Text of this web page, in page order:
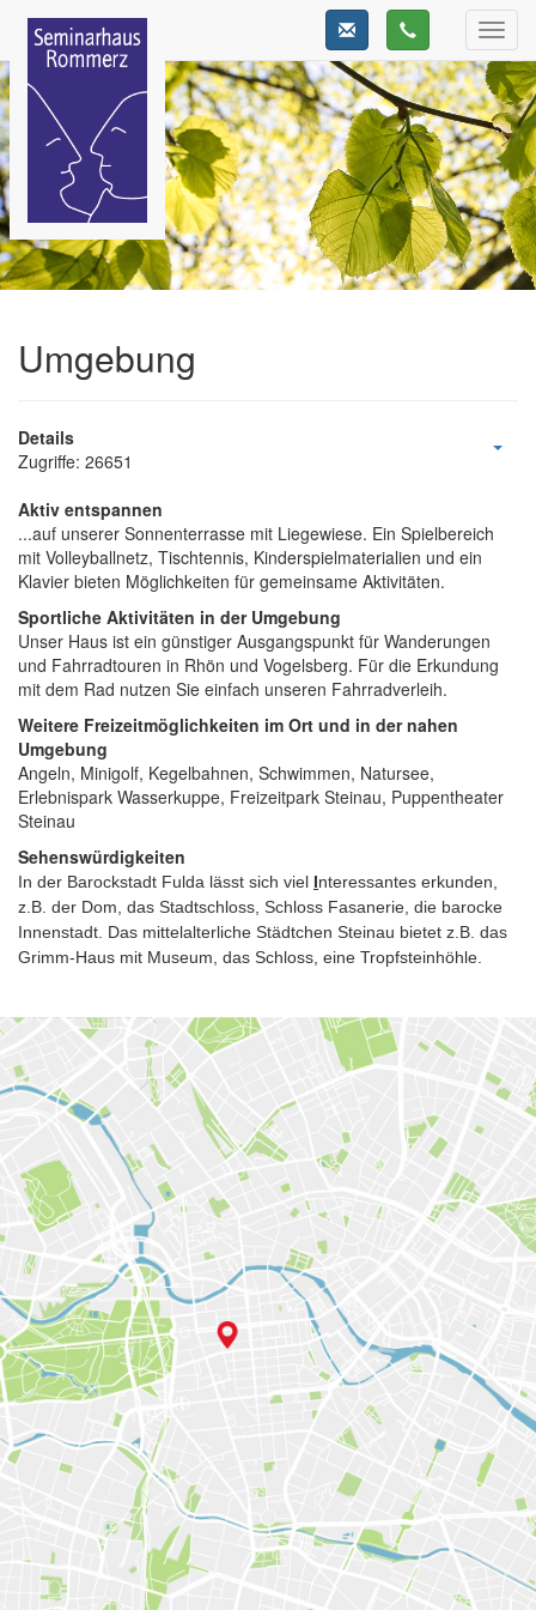
Umgebung
Details
Zugriffe: 26651
Aktiv entspannen
...auf unserer Sonnenterrasse mit Liegewiese. Ein Spielbereich
mit Volleyballnetz, Tischtennis, Kinderspielmaterialien und ein
Klavier bieten Möglichkeiten für gemeinsame Aktivitäten.
Sportliche Aktivitäten in der Umgebung
Unser Haus ist ein günstiger Ausgangspunkt für Wanderungen
und Fahrradtouren in Rhön und Vogelsberg. Für die Erkundung
mit dem Rad nutzen Sie einfach unseren Fahrradverleih.
Weitere Freizeitmöglichkeiten im Ort und in der nahen
Umgebung
Angeln, Minigolf, Kegelbahnen, Schwimmen, Natursee,
Erlebnispark Wasserkuppe, Freizeitpark Steinau, Puppentheater
Steinau
Sehenswürdigkeiten
In der Barockstadt Fulda lässt sich viel Interessantes erkunden,
z.B. der Dom, das Stadtschloss, Schloss Fasanerie, die barocke
Innenstadt. Das mittelalterliche Städtchen Steinau bietet z.B. das
Grimm-Haus mit Museum, das Schloss, eine Tropfsteinhöhle.